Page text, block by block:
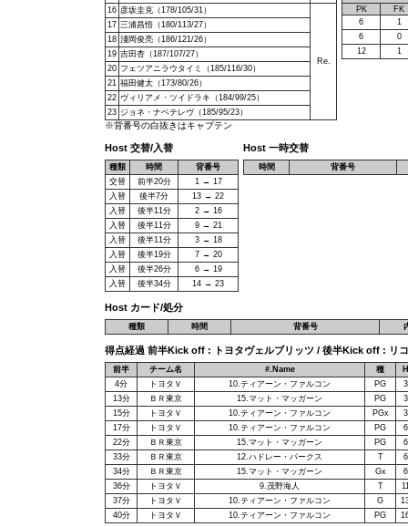
16 彦坂圭克（178/105/31）
Re.
17 三浦昌悟（180/113/27）
18 淺岡俊亮（186/121/26）
19 吉田杏（187/107/27）
20 フェツアニラウタイミ（185/116/30）
21 福田健太（173/80/26）
22 ヴィリアメ・ツイドラキ（184/99/25）
23 ジョネ・ナベテレヴ（185/95/23）
※背番号の白抜きはキャプテン
PK
FK
6
1
6
0
12
1
Host 交替/入替
種類 時間
背番号
交替
前半20分
1 → 17
入替
後半7分
13 → 22
入替
後半11分
2 → 16
入替
後半11分
9 → 21
入替
後半11分
3 → 18
入替
後半19分
7 → 20
入替
後半26分
6 → 19
入替
後半34分 14 → 23
Host 一時交替
時間 背番号
Host カード/処分
種類 時間 背番号
得点経過 前半Kick off : トヨタヴェルブリッツ / 後半Kick off : リ
前半 チーム名 #.Name 種
H
4分
トヨタＶ 10.ティアーン・ファルコン PG
3
13分
ＢＲ東京 15.マット・マッガーン PG
3
15分
トヨタＶ 10.ティアーン・ファルコン PGx
3
17分
トヨタＶ 10.ティアーン・ファルコン PG
6
22分
ＢＲ東京 15.マット・マッガーン PG
6
33分
ＢＲ東京 12.ハドレー・パークス T
6
34分
ＢＲ東京 15.マット・マッガーン Gx
6
36分
トヨタＶ 9.茂野海人 T
37分
トヨタＶ 10.ティアーン・ファルコン G
40分
トヨタＶ 10.ティアーン・ファルコン PG